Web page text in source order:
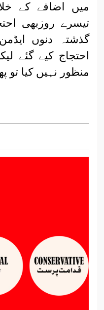
میں اضافے کے
تیسرے روزبھی
گذشتہ دنوں
احتجاج کیے گئے
منظور نہیں کیا تو